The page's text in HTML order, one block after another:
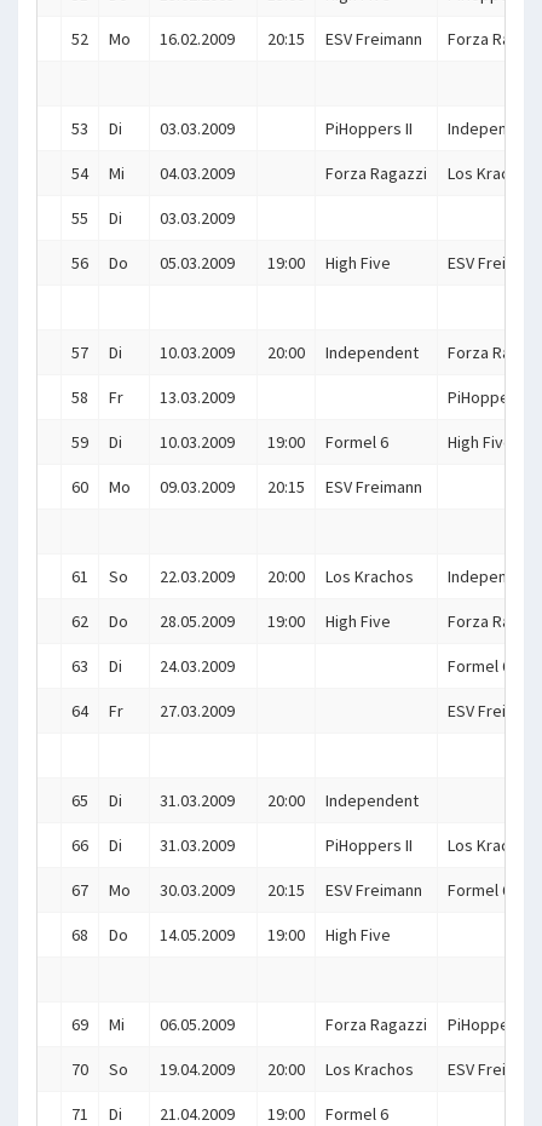
52 Mo 16.02.2009 20:15 ESV Freimann Forza
53 Di 03.03.2009 PiHoppers II Independent
54 Mi 04.03.2009 Forza Ragazzi Los Krachos
55 Di 03.03.2009
56 Do 05.03.2009 19:00 High Five ESV
57 Di 10.03.2009 20:00 Independent Forza
58 Fr 13.03.2009 PiHoppers II
59 Di 10.03.2009 19:00 Formel 6 High Five
60 Mo 09.03.2009 20:15 ESV Freimann
61 So 22.03.2009 20:00 Los Krachos Independent
62 Do 28.05.2009 19:00 High Five Forza
63 Di 24.03.2009 Formel 6
64 Fr 27.03.2009 ESV
65 Di 31.03.2009 20:00 Independent
66 Di 31.03.2009 PiHoppers II Los Krachos
67 Mo 30.03.2009 20:15 ESV Freimann Formel 6
68 Do 14.05.2009 19:00 High Five
69 Mi 06.05.2009 Forza Ragazzi PiHoppers II
70 So 19.04.2009 20:00 Los Krachos ESV
71 Di 21.04.2009 19:00 Formel 6